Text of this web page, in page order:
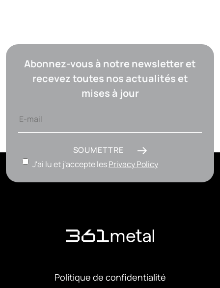
Abonnez-vous à notre newsletter et
recevez toutes nos actualités et
mises à jour
SOUMETTRE
J'ai lu et j'accepte lesPrivacy Policy
Politique de confidentialité